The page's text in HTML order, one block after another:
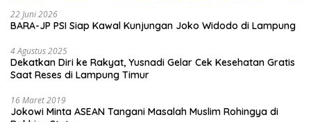
22 Juni 2026
BARA-JP PSI Siap Kawal Kunjungan Joko Widodo di Lampung
4 Agustus 2025
Dekatkan Diri ke Rakyat, Yusnadi Gelar Cek Kesehatan Gratis
Saat Reses di Lampung Timur
16 Maret 2019
Jokowi Minta ASEAN Tangani Masalah Muslim Rohingya di